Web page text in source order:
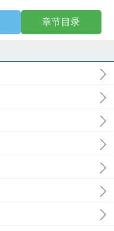
章节目录